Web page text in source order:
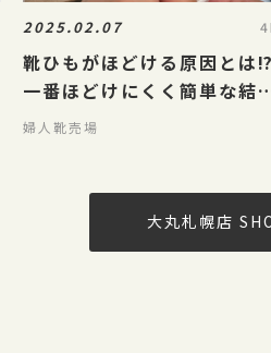
2025.02.07
靴ひもがほどける原因とは⁉️
一番ほどけにくく簡単な結
方紹介‼️
婦人靴売場
大丸札幌店